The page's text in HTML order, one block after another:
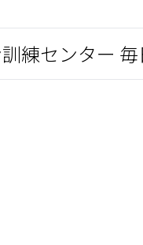
練センター 毎